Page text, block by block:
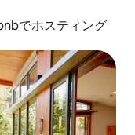
でホスティング